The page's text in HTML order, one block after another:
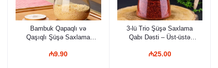
Bambuk Qapaqlı və
Qaşıqlı Şüşə Saxlama
₼9.90
3-lü Trio Şüşə Saxlama
Qabı Dəsti – Üst-üstə
₼25.00